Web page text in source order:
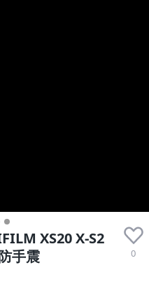
XS20 X-S2
手震
0